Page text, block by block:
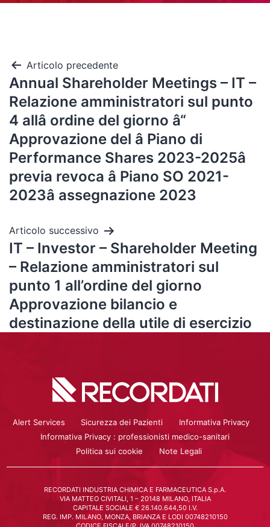
Articolo precedente
Annual Shareholder Meetings – IT –
Relazione amministratori sul punto
4 allâ ordine del giorno â“
Approvazione del â Piano di
Performance Shares 2023-2025â
previa revoca â Piano SO 2021-
2023â assegnazione 2023
Articolo successivo
IT – Investor – Shareholder Meeting
– Relazione amministratori sul
punto 1 all’ordine del giorno
Approvazione bilancio e
destinazione della utile di esercizio
Alert Services Sicurezza dei Pazienti
Informativa Privacy
Informativa Privacy : professionisti medico-sanitari
Politica sui cookie
Note Legali
RECORDATI INDUSTRIA CHIMICA E FARMACEUTICA S.p.A.
VIA MATTEO CIVITALI, 1 – 20148 MILANO, ITALIA
CAPITALE SOCIALE € 26.140.644,50 I.V.
REG. IMP. MILANO, MONZA, BRIANZA E LODI 00748210150